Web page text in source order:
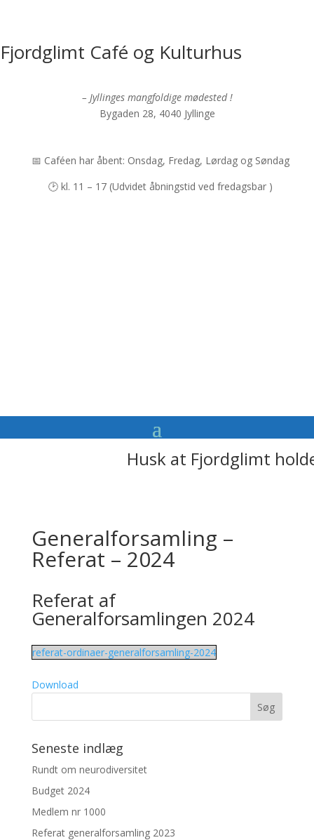
Fjordglimt Café og Kulturhus
– Jyllinges mangfoldige mødested !
Bygaden 28, 4040 Jyllinge
📅 Caféen har åbent: Onsdag, Fredag, Lørdag og Søndag
🕑 kl. 11 – 17 (Udvidet åbningstid ved fredagsbar )
Husk at Fjordglimt
Generalforsamling –
Referat – 2024
Referat af
Generalforsamlingen 2024
referat-ordinaer-generalforsamling-2024
Download
Seneste indlæg
Rundt om neurodiversitet
Budget 2024
Medlem nr 1000
Referat generalforsamling 2023